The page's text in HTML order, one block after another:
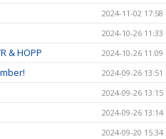
2024-11-02 17:58
2024-10-26 11:33
& HOPP 2024-10-26 11:09
2024-09-26 13:51
2024-09-26 13:15
2024-09-26 13:14
2024-09-20 15:34